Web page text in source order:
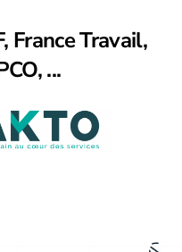
France Travail,
...